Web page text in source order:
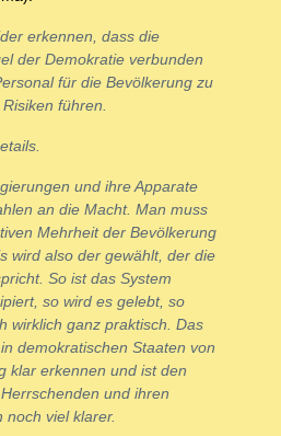
erkennen, dass die
der Demokratie verbunden
für die Bevölkerung zu
führen.
und ihre Apparate
an die Macht. Man muss
Mehrheit der Bevölkerung
wird also der gewählt, der die
So ist das System
so wird es gelebt, so
wirklich ganz praktisch. Das
demokratischen Staaten von
klar erkennen und ist den
und ihren
noch viel klarer.